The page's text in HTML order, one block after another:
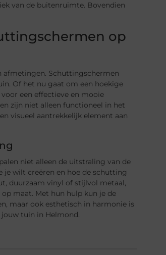
van de buitenruimte. Bovendien
op
Schuttingschermen
Of het nu gaat om een hoekige
een effectieve en mooie
zijn niet alleen functioneel in het
visueel aantrekkelijk element aan
niet alleen de uitstraling van de
je wilt creëren en hoe de schutting
duurzaam vinyl of stijlvol metaal,
op maat. Met hun hulp kun je de
maar ook esthetisch in harmonie is
tuin in Helmond.